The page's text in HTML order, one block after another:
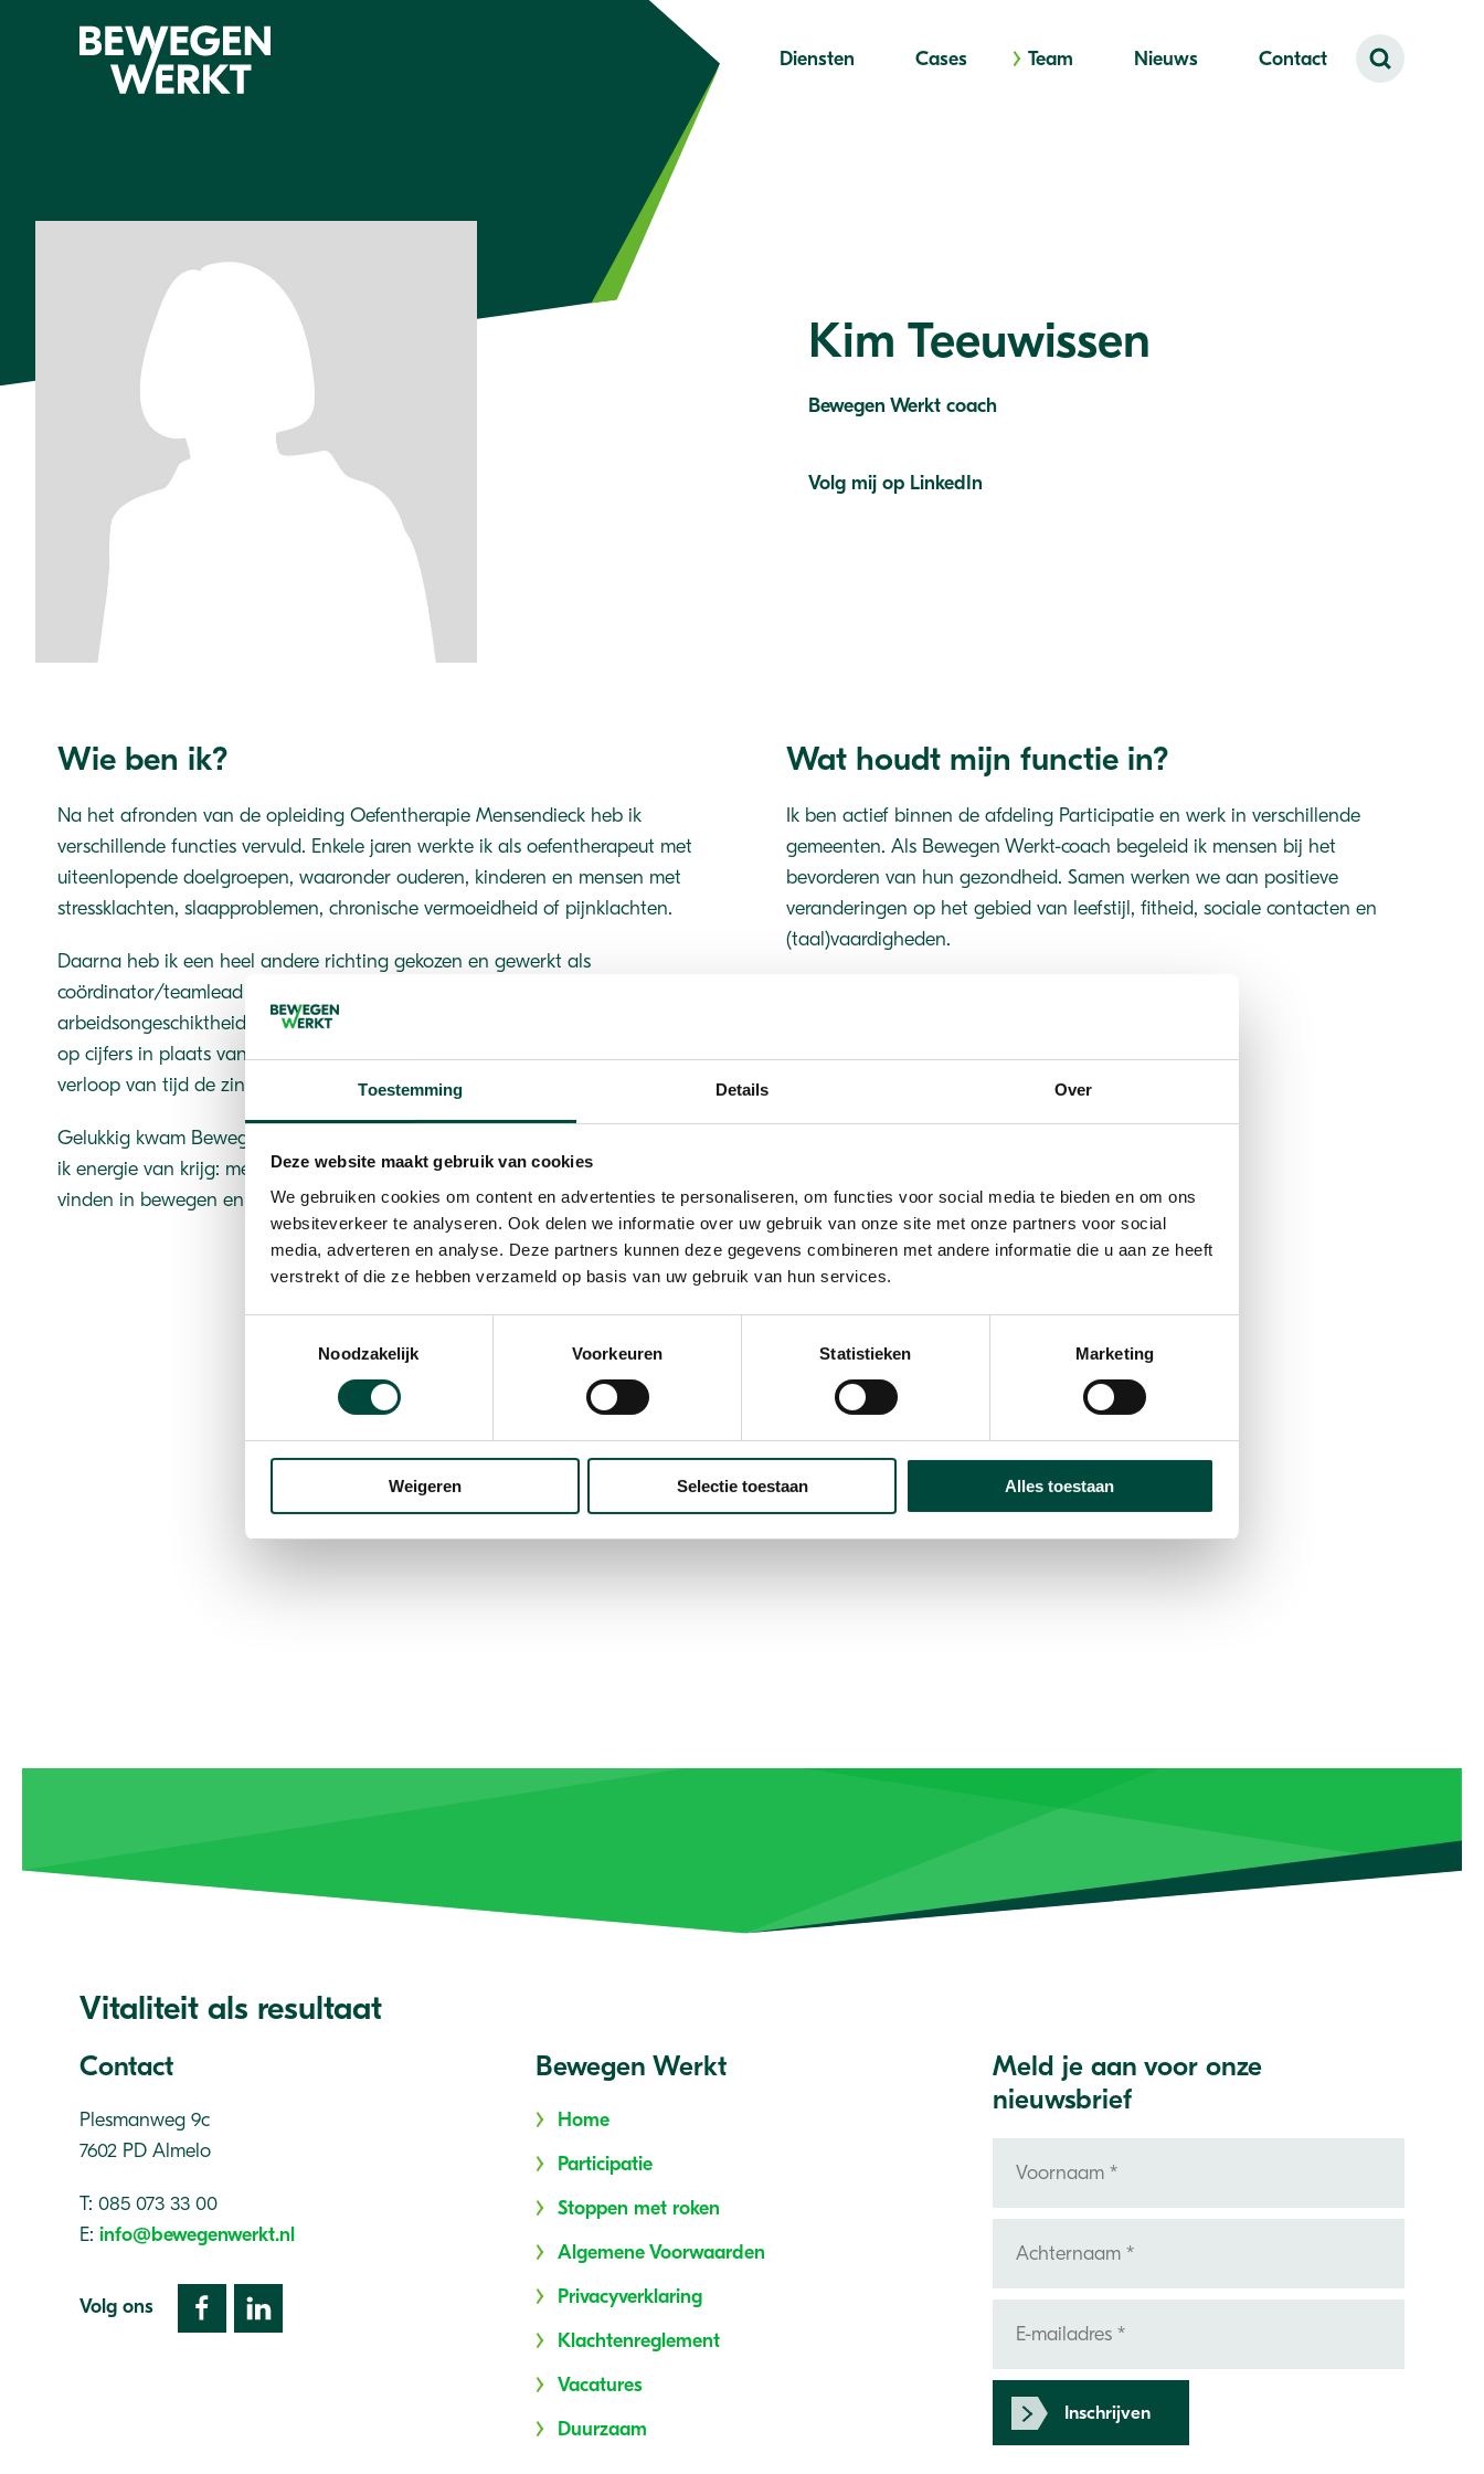
Toestemming Details Over
Deze website maakt gebruik van cookies
We gebruiken cookies om content en advertenties te personaliseren, om functies voor social media te bieden en om ons
websiteverkeer te analyseren. Ook delen we informatie over uw gebruik van onze site met onze partners voor social
media, adverteren en analyse. Deze partners kunnen deze gegevens combineren met andere informatie die u aan ze heeft
verstrekt of die ze hebben verzameld op basis van uw gebruik van hun services.
Noodzakelijk
Voorkeuren Statistieken Marketing
Weigeren Selectie toestaan Alles toestaan
Diensten Cases Team Nieuws Contact
Kim Teeuwissen
Bewegen Werkt coach
Volg mij op LinkedIn
Wie ben ik?
Na het afronden van de opleiding Oefentherapie Mensendieck heb ik
verschillende functies vervuld. Enkele jaren werkte ik als oefentherapeut met
uiteenlopende doelgroepen, waaronder ouderen, kinderen en mensen met
stressklachten, slaapproblemen, chronische vermoeidheid of pijnklachten.
Daarna heb ik een heel andere richting gekozen en gewerkt als
coördinator/teamlead bij een expertisebureau op de afdeling
arbeidsongeschiktheidsverzekeringen. In deze functie lag de nadruk voornamelijk
op cijfers in plaats van op mensen. Hoewel ik daar veel heb geleerd, miste ik na
verloop van tijd de zingeving in mijn werk.
Gelukkig kwam Bewegen Werkt op mijn pad. Hier kan ik alles combineren waar
ik energie van krijg: mensen helpen zichzelf te ontwikkelen, (weer) plezier te
vinden in bewegen en verbinding te maken met anderen.
Wat houdt mijn functie in?
Ik ben actief binnen de afdeling Participatie en werk in verschillende
gemeenten. Als Bewegen Werkt-coach begeleid ik mensen bij het
bevorderen van hun gezondheid. Samen werken we aan positieve
veranderingen op het gebied van leefstijl, fitheid, sociale contacten en
(taal)vaardigheden.
Mijn favoriete vitaliteitsmoment is Shinrin-yoku (bosbaden) met het gezin. We genieten van ontspannen
wandelingen in de natuur: onze dochter ontdekt van alles tussen de bladeren en modder, en de hond
kan lekker rennen en snuffelen. De telefoons blijven thuis. Goed voor de lichamelijke én mentale
gezondheid. Iedereen is heerlijk voldaan na een verfrissend bosbad.
Vitaliteit als resultaat
Contact
Plesmanweg 9c
7602 PD Almelo
T: 085 073 33 00
E: info@bewegenwerkt.nl
Volg ons
Bewegen Werkt
Home
Participatie
Stoppen met roken
Algemene Voorwaarden
Privacyverklaring
Klachtenreglement
Vacatures
Duurzaam
Meld je aan voor onze
nieuwsbrief
Inschrijven